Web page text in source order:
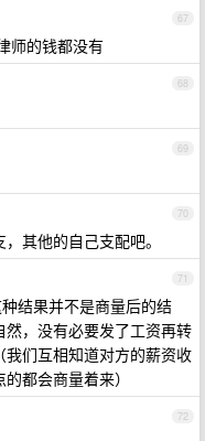
67
师的钱都没有
68
69
70
其他的自己支配吧。
71
结果并不是商量后的结
，没有必要发了工资再转
们互相知道对方的薪资收
都会商量着来）
72